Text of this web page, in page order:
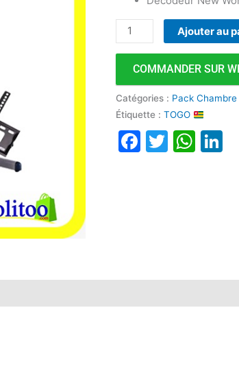
Ajouter au
COMMANDER SUR
Catégories : Pack Chambre
Étiquette :TOGO
Facebook
Twitter